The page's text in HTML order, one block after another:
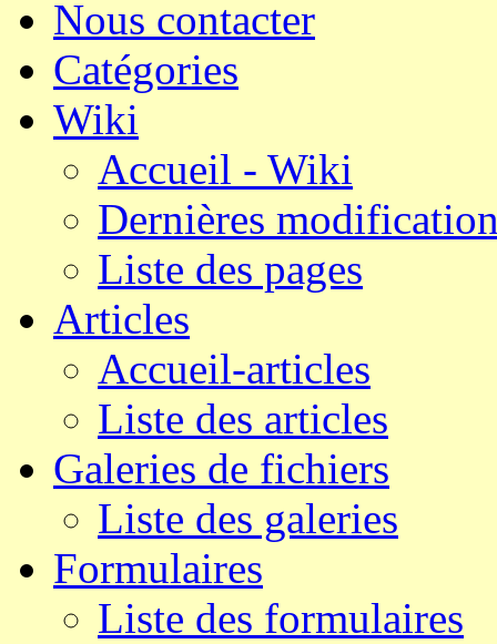
Nous contacter
Catégories
Wiki
Accueil - Wiki
Dernières
Liste des pages
Articles
Accueil-articles
Liste des articles
Galeries de fichiers
Liste des galeries
Formulaires
Liste des formulaires